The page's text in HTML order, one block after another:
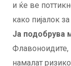
и ќе ве
како пијалок
Ја подобрува
Флавоноидите,
намалат